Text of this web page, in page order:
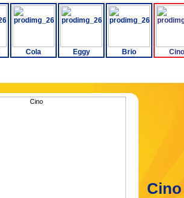
Cola Eggy Brio Cino
Cino